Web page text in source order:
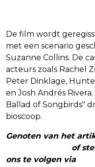
De film wordt
met een scenario
Suzanne Collins. De
acteurs zoals Rachel
Peter Dinklage,
en Josh Andrés
Ballad of Songbirds"
bioscoop.
Genoten van het
of
ons te volgen via